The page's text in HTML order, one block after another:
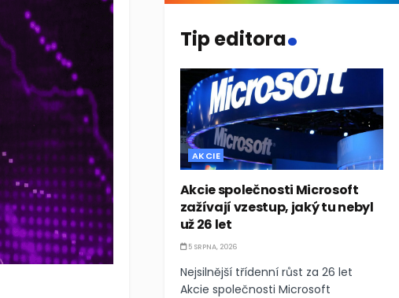
Tip editora.
AKCIE
Akcie společnosti Microsoft
zažívají vzestup, jaký tu nebyl
už 26 let
5 SRPNA, 2026
Nejsilnější třídenní růst za 26 let
Akcie společnosti Microsoft